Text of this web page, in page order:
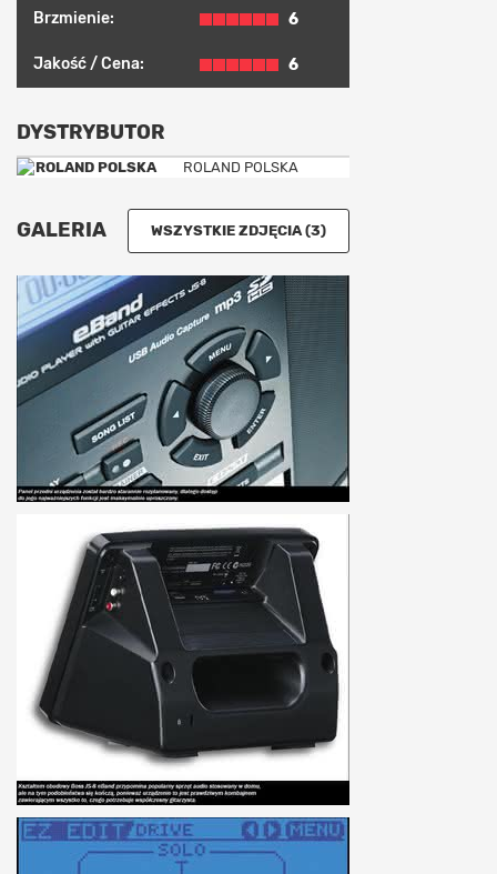
Brzmienie: 6
Jakość / Cena: 6
DYSTRYBUTOR
ROLAND POLSKA
GALERIA WSZYSTKIE ZDJĘCIA (3)